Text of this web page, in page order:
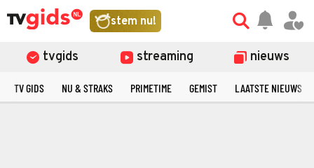
stem nu!
tvgids streaming nieuws
TV GIDS NU & STRAKS PRIMETIME GEMIST LAATSTE NIEUWS